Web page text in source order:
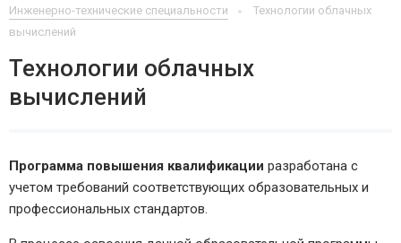
Инженерно-технические специальности
Технологии облачных
вычислений
Технологии облачных
вычислений
Программа повышения квалификации разработана с
учетом требований соответствующих образовательных и
профессиональных стандартов.